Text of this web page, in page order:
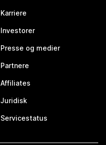
Karriere
Investorer
Presse og medier
Partnere
Affiliates
Juridisk
Servicestatus